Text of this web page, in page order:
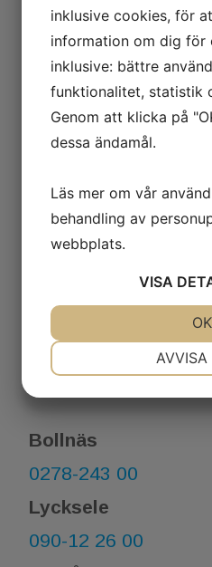
0910-123 22
Uppsala
018-18 79 00
Boden
Luleå
0920-122 60
0270-705 50
Örnsköldsvik
0660-177 21​​​​​​​
Bollnäs
0278-243 00
Lycksele
090-12 26 00
inklusive cookies, för
information om dig för
inklusive: bättre
funktionalitet, statistik
Genom att klicka på
dessa ändamål.
Läs mer om vår
behandling av
webbplats.
VISA
OK